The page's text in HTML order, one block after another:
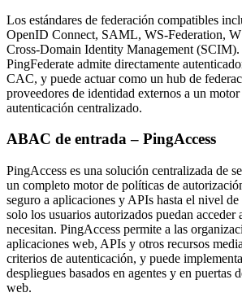
Los estándares de federación compatibles
OpenID Connect, SAML, WS-Federation,
Cross-Domain Identity Management (SCIM).
PingFederate admite directamente
CAC, y puede actuar como un hub de
proveedores de identidad externos a un
autenticación centralizado.
ABAC de entrada – PingAccess
PingAccess es una solución centralizada de
un completo motor de políticas de
seguro a aplicaciones y APIs hasta el nivel
solo los usuarios autorizados puedan acceder
necesitan. PingAccess permite a las
aplicaciones web, APIs y otros recursos
criterios de autenticación, y puede
despliegues basados en agentes y en puertas
web.